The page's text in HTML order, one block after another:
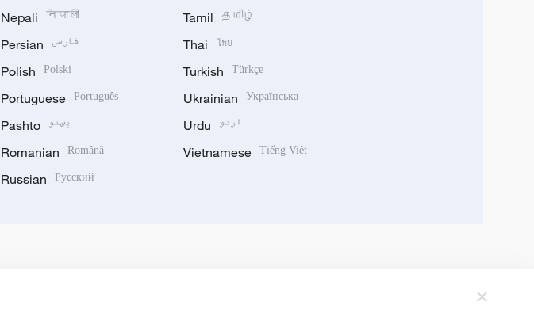
Nepali नेपाली
Persian فارسی
Polish Polski
Portuguese Português
Pashto پښتو
Romanian Română
Russian Русский
Tamil தமிழ்
Thai ไทย
Turkish Türkçe
Ukrainian Українська
Urdu اردو
Vietnamese Tiếng Việt